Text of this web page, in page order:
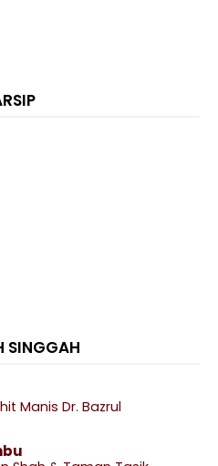
Kitchen in The Garden,
SINGGAH
Manis Dr. Bazrul